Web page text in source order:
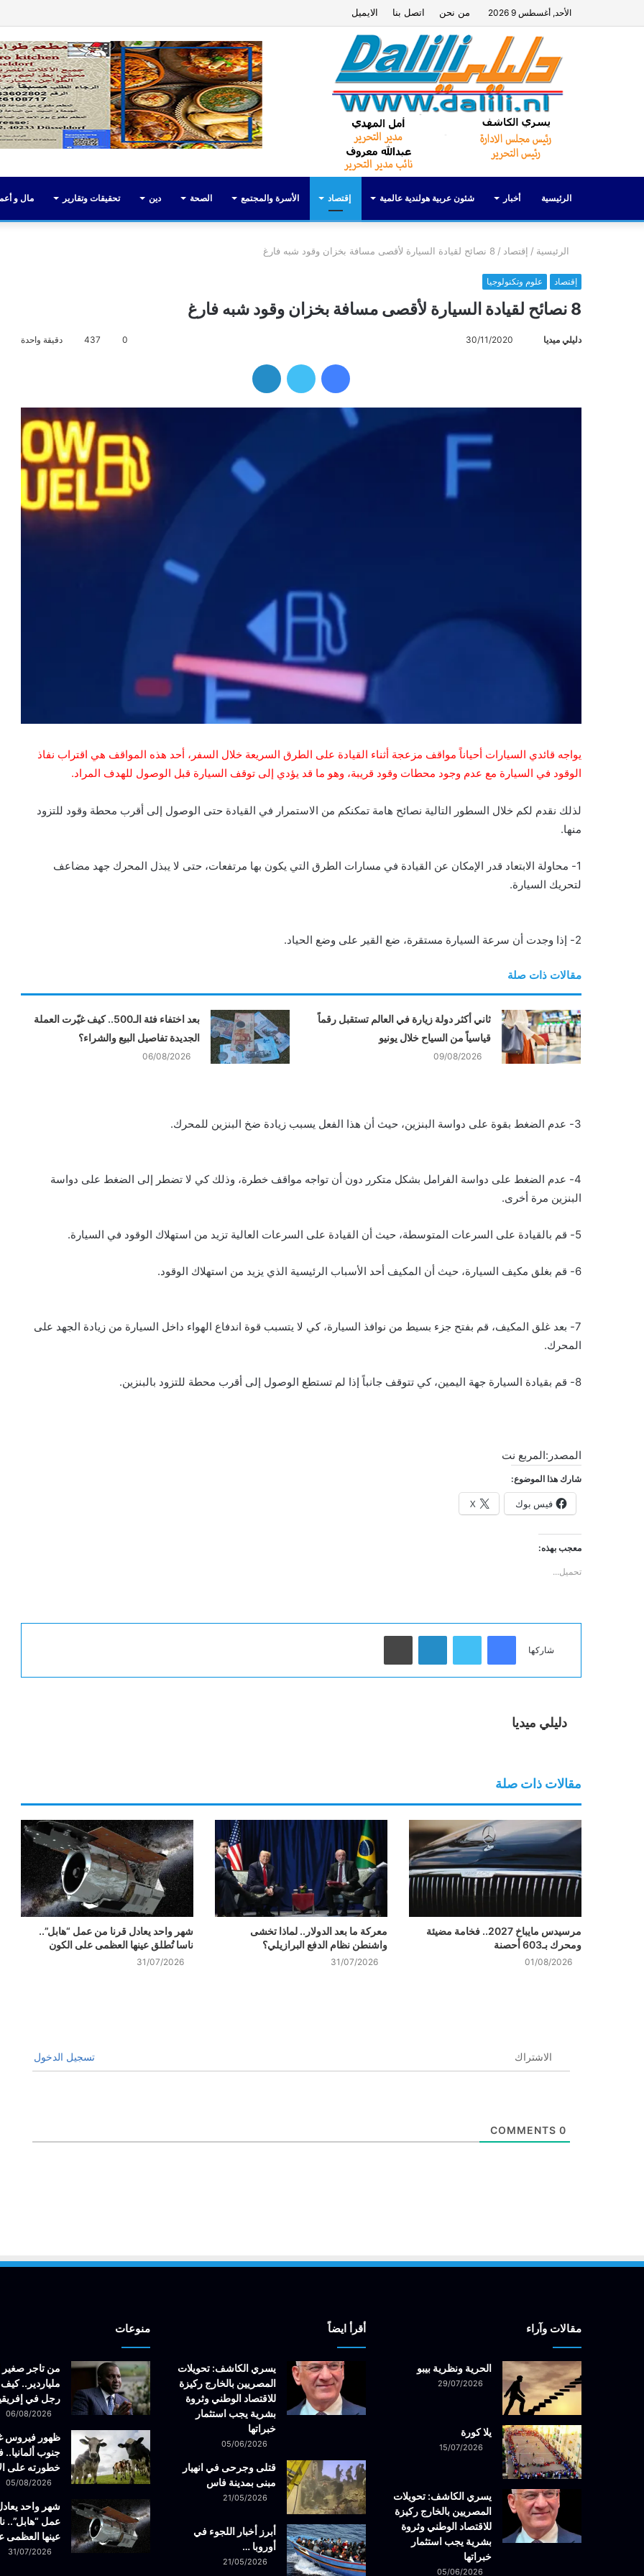
الأحد, أغسطس 9 2026 من نحن اتصل بنا الايميل
الرئيسية أخبار شئون عربية هولندية عالمية إقتصاد الأسرة والمجتمع الصحة دين تحقيقات وتقارير مال و
الرئيسية / إقتصاد / 8 نصائح لقيادة السيارة لأقصى مسافة بخزان وقود شبه فارغ
إقتصاد علوم وتكنولوجيا
8 نصائح لقيادة السيارة لأقصى مسافة بخزان وقود شبه فارغ
دليلي ميديا
ب
30/11/2020
0
437 دقيقة واحدة
يواجه قائدي السيارات أحياناً مواقف مزعجة أثناء القيادة على الطرق السريعة خلال السفر، أحد هذه المواقف هي اقتراب نفاذ
الوقود في السيارة مع عدم وجود محطات وقود قريبة، وهو ما قد يؤدي إلى توقف السيارة قبل الوصول للهدف المراد.
لذلك نقدم لكم خلال السطور التالية نصائح هامة تمكنكم من الاستمرار في القيادة حتى الوصول إلى أقرب محطة وقود للتزود
منها.
1- محاولة الابتعاد قدر الإمكان عن القيادة في مسارات الطرق التي يكون بها مرتفعات، حتى لا يبذل المحرك جهد مضاعف
لتحريك السيارة.
2- إذا وجدت أن سرعة السيارة مستقرة، ضع القير على وضع الحياد.
مقالات ذات صلة
ثاني أكثر دولة زيارة في العالم تستقبل رقماً
قياسياً من السياح خلال يونيو
09/08/2026
بعد اختفاء فئة الـ500.. كيف غيّرت العملة
الجديدة تفاصيل البيع والشراء؟
06/08/2026
3- عدم الضغط بقوة على دواسة البنزين، حيث أن هذا الفعل يسبب زيادة ضخ البنزين للمحرك.
4- عدم الضغط على دواسة الفرامل بشكل متكرر دون أن تواجه مواقف خطرة، وذلك كي لا تضطر إلى الضغط على دواسة
البنزين مرة أخرى.
5- قم بالقيادة على السرعات المتوسطة، حيث أن القيادة على السرعات العالية تزيد من استهلاك الوقود في السيارة.
6- قم بغلق مكيف السيارة، حيث أن المكيف أحد الأسباب الرئيسية الذي يزيد من استهلاك الوقود.
7- بعد غلق المكيف، قم بفتح جزء بسيط من نوافذ السيارة، كي لا يتسبب قوة اندفاع الهواء داخل السيارة من زيادة الجهد على
المحرك.
8- قم بقيادة السيارة جهة اليمين، كي تتوقف جانباً إذا لم تستطع الوصول إلى أقرب محطة للتزود بالبنزين.
المصدر:المربع نت
شارك هذا الموضوع:
فيس بوك X
معجب بهذه:
تحميل...
شاركها
فيسبوك لينكدإن
دليلي ميديا
مقالات ذات صلة
مرسيدس مايباخ 2027.. فخامة مضيئة
ومحرك بـ603 أحصنة
01/08/2026
معركة ما بعد الدولار.. لماذا تخشى
واشنطن نظام الدفع البرازيلي؟
31/07/2026
شهر واحد يعادل قرنا من عمل “هابل”..
ناسا تُطلق عينها العظمى على الكون
31/07/2026
الاشتراك تسجيل الدخول
0
مقالات وآراء
الحرية ونظرية بيبو
29/07/2026
يلا كورة
15/07/2026
يسري الكاشف: تحويلات
المصريين بالخارج ركيزة
للاقتصاد الوطني وثروة
بشرية يجب استثمار
خبراتها
05/06/2026
أقرأ ايضاً
يسري الكاشف: تحويلات
المصريين بالخارج ركيزة
للاقتصاد الوطني وثروة
بشرية يجب استثمار
خبراتها
05/06/2026
قتلى وجرحى في انهيار
مبنى بمدينة فاس
21/05/2026
أبرز أخبار اللجوء في
أوروبا …
21/05/2026
منوعات
من تاجر صغير
ملياردير..
رجل في
06/08/2026
ظهور فيروس
جنوب ألمانيا..
خطورته على
05/08/2026
شهر واحد
عمل “هابل”..
عينها العظمى
31/07/2026